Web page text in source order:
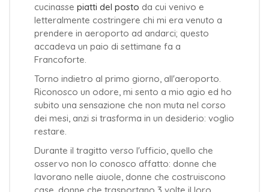
cucinasse piatti del posto da cui venivo e
letteralmente costringere chi mi era venuto a
prendere in aeroporto ad andarci; questo
accadeva un paio di settimane fa a
Francoforte.
Torno indietro al primo giorno, all'aeroporto.
Riconosco un odore, mi sento a mio agio ed ho
subito una sensazione che non muta nel corso
dei mesi, anzi si trasforma in un desiderio: voglio
restare.
Durante il tragitto verso l'ufficio, quello che
osservo non lo conosco affatto: donne che
lavorano nelle aiuole, donne che costruiscono